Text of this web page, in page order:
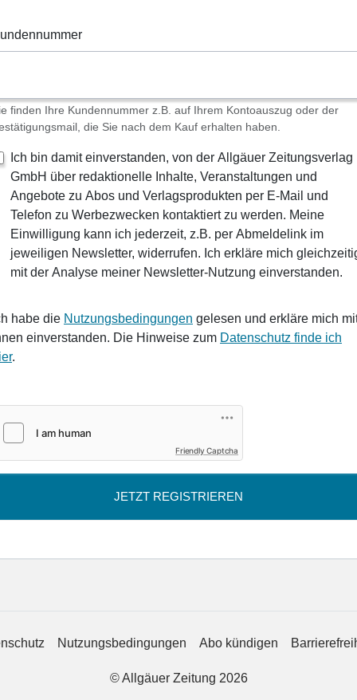
finden Ihre Kundennummer z.B. auf Ihrem Kontoauszug oder der
die Sie nach dem Kauf erhalten haben.
Ich bin damit einverstanden, von der Allgäuer Zeitungsverlag
GmbH über redaktionelle Inhalte, Veranstaltungen und
Angebote zu Abos und Verlagsprodukten per E-Mail und
Telefon zu Werbezwecken kontaktiert zu werden. Meine
Einwilligung kann ich jederzeit, z.B. per Abmeldelink im
jeweiligen Newsletter, widerrufen. Ich erkläre mich
mit der Analyse meiner Newsletter-Nutzung einverstanden.
habe die Nutzungsbedingungen gelesen und erkläre mich
einverstanden. Die Hinweise zum Datenschutz finde ich
.
Friendly Captcha
JETZT REGISTRIEREN
Nutzungsbedingungen Abo kündigen
© Allgäuer Zeitung 2026